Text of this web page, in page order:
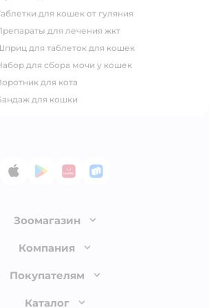
таблетки для кошек от гуляния
препараты для лечения жкт
шприц для таблеток для кошек
набор для сбора мочи у кошек
воротник для кота
бандаж для кошки
App StoreGoogle Play
AppGallery
RuStore
Зоомагазин
Лицензия
Доставка и оплата
Обмен и возврат товара
Компания
О компании
Покупателям
Бонусные карты
Каталог